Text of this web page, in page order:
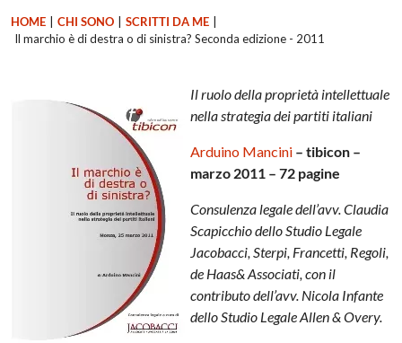
HOME CHI SONO SCRITTI DA ME
Il marchio è di destra o di sinistra? Seconda edizione - 2011
Il ruolo della proprietà intellettuale
nella strategia dei partiti italiani
Arduino Mancini – tibicon –
marzo 2011 – 72 pagine
Consulenza legale dell’avv. Claudia
Scapicchio dello Studio Legale
Jacobacci, Sterpi, Francetti, Regoli,
de Haas& Associati, con il
contributo dell’avv. Nicola Infante
dello Studio Legale Allen & Overy.